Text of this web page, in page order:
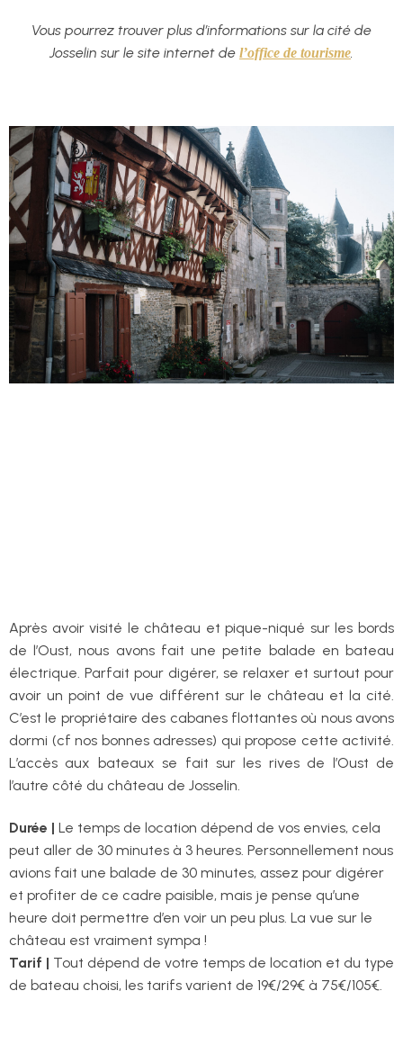
Vous pourrez trouver plus d’informations sur la cité de
Josselin sur le site internet de l’office de tourisme
Après avoir visité le château et pique-niqué sur les bords
de l’Oust, nous avons fait une petite balade en bateau
électrique. Parfait pour digérer, se relaxer et surtout pour
avoir un point de vue différent sur le château et la cité.
C’est le propriétaire des cabanes flottantes où nous avons
dormi (cf nos bonnes adresses) qui propose cette activité.
L’accès aux bateaux se fait sur les rives de l’Oust de
l’autre côté du château de Josselin.
Durée | Le temps de location dépend de vos envies, cela
peut aller de 30 minutes à 3 heures. Personnellement nous
avions fait une balade de 30 minutes, assez pour digérer
et profiter de ce cadre paisible, mais je pense qu’une
heure doit permettre d’en voir un peu plus. La vue sur le
château est vraiment sympa !
Tarif | Tout dépend de votre temps de location et du type
de bateau choisi, les tarifs varient de 19€/29€ à 75€/105€.